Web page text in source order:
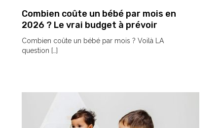
Combien coûte un bébé par mois en
2026 ? Le vrai budget à prévoir
Combien coûte un bébé par mois ? Voilà LA
question […]